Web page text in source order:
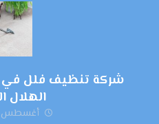
الهلال
أغسطس 10, 2024